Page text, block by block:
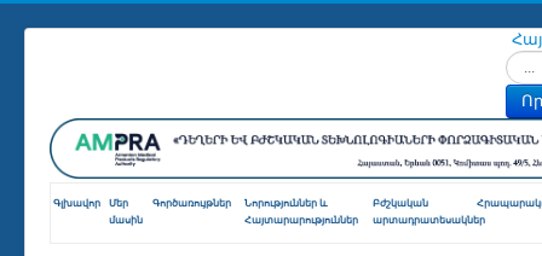
Գլխավոր
Մեր
մասին
Գործառույթներ
Նորություններ և
Հայտարարություններ
Բժշկական
արտադրատեսակներ